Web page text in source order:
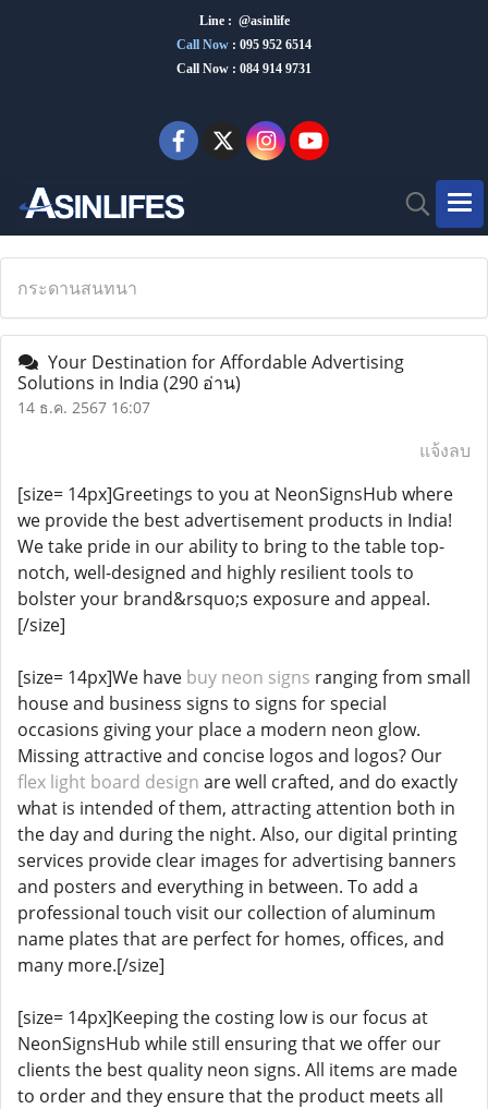
Line : @asinlife
Call Now : 095 952 6514
Call Now : 084 914 9731
กระดานสนทนา
Your Destination for Affordable Advertising
Solutions in India (290 อ่าน)
14 ธ.ค. 2567 16:07
แจ้งลบ
[size= 14px]Greetings to you at NeonSignsHub where
we provide the best advertisement products in India!
We take pride in our ability to bring to the table top-
notch, well-designed and highly resilient tools to
bolster your brand&rsquo;s exposure and appeal.
[/size]
[size= 14px]We have buy neon signs ranging from small
house and business signs to signs for special
occasions giving your place a modern neon glow.
Missing attractive and concise logos and logos? Our
flex light board design are well crafted, and do exactly
what is intended of them, attracting attention both in
the day and during the night. Also, our digital printing
services provide clear images for advertising banners
and posters and everything in between. To add a
professional touch visit our collection of aluminum
name plates that are perfect for homes, offices, and
many more.[/size]
[size= 14px]Keeping the costing low is our focus at
NeonSignsHub while still ensuring that we offer our
clients the best quality neon signs. All items are made
to order and they ensure that the product meets all